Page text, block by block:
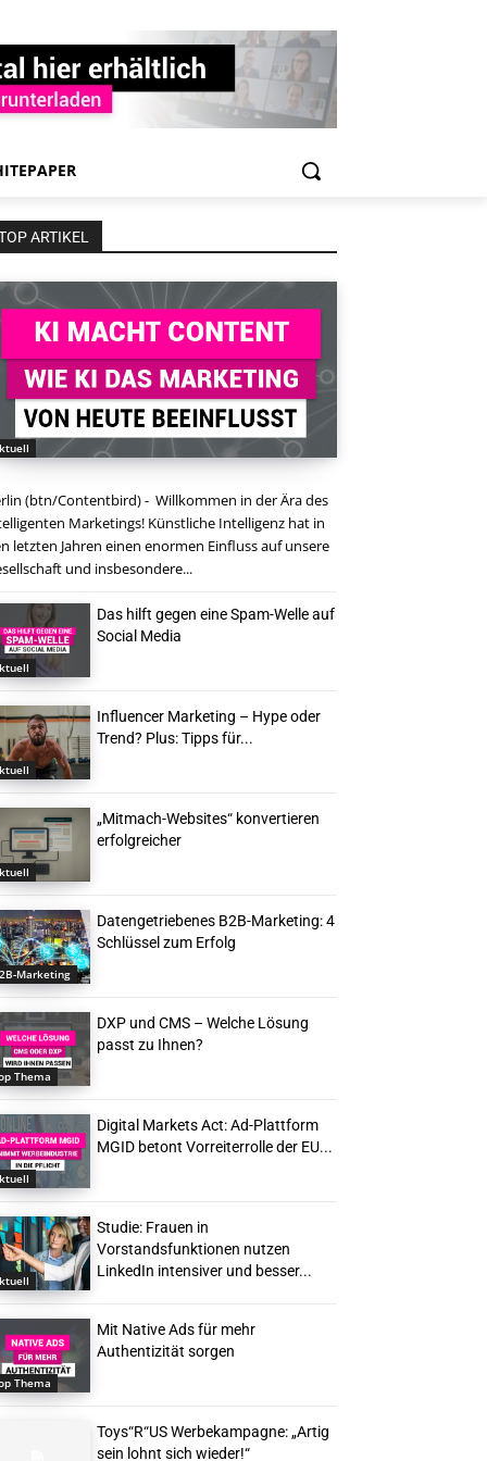
ARTIKEL
(btn/Contentbird) - Willkommen in der Ära des
Marketings! Künstliche Intelligenz hat in
letzten Jahren einen enormen Einfluss auf unsere
und insbesondere...
Das hilft gegen eine Spam-Welle auf
Social Media
Influencer Marketing – Hype oder
Trend? Plus: Tipps für...
„Mitmach-Websites“ konvertieren
erfolgreicher
Marketing
Datengetriebenes B2B-Marketing: 4
Schlüssel zum Erfolg
Thema
DXP und CMS – Welche Lösung
passt zu Ihnen?
Digital Markets Act: Ad-Plattform
MGID betont Vorreiterrolle der EU...
Studie: Frauen in
Vorstandsfunktionen nutzen
LinkedIn intensiver und besser...
Thema
Mit Native Ads für mehr
Authentizität sorgen
Toys“R“US Werbekampagne: „Artig
sein lohnt sich wieder!“